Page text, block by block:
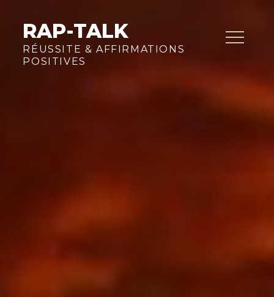
contentRAP-TALK
RÉUSSITE & AFFIRMATIONS
POSITIVES